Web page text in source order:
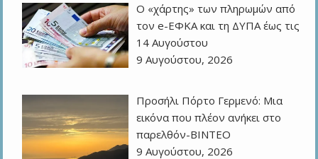
Ο «χάρτης» των πληρωμών από
τον e-ΕΦΚΑ και τη ΔΥΠΑ έως τις
14 Αυγούστου
9 Αυγούστου, 2026
Προσήλι Πόρτο Γερμενό: Μια
εικόνα που πλέον ανήκει στο
παρελθόν-ΒΙΝΤΕΟ
9 Αυγούστου, 2026